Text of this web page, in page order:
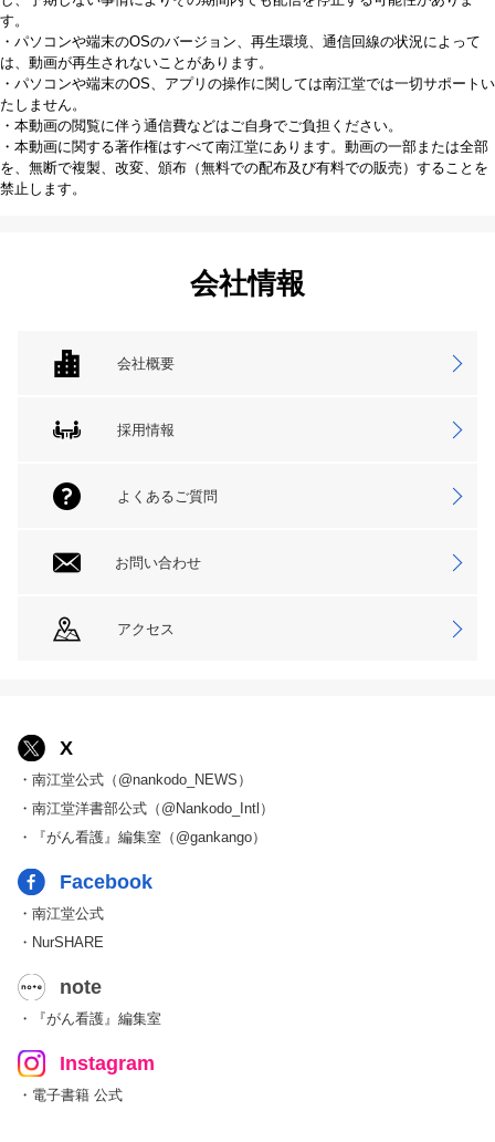
す。
・パソコンや端末のOSのバージョン、再生環境、通信回線の状況によって
は、動画が再生されないことがあります。
・パソコンや端末のOS、アプリの操作に関しては南江堂では一切サポートい
たしません。
・本動画の閲覧に伴う通信費などはご自身でご負担ください。
・本動画に関する著作権はすべて南江堂にあります。動画の一部または全部
を、無断で複製、改変、頒布（無料での配布及び有料での販売）することを
禁止します。
会社情報
会社概要
採用情報
よくあるご質問
お問い合わせ
アクセス
X
・南江堂公式（@nankodo_NEWS）
・南江堂洋書部公式（@Nankodo_Intl）
・『がん看護』編集室（@gankango）
Facebook
・南江堂公式
・NurSHARE
note
・『がん看護』編集室
Instagram
・電子書籍 公式